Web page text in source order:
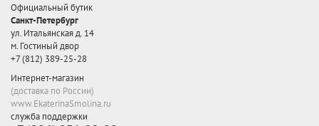
Официальный бутик
Санкт-Петербург
ул. Итальянская д. 14
м. Гостиный двор
+7 (812) 389-25-28
Интернет-магазин
(доставка по России)
www.EkaterinaSmolina.ru
служба поддержки